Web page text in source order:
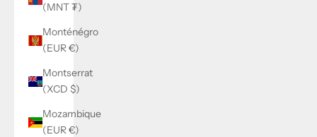
(MNT ₮)
Monténégro
(EUR €)
Montserrat
(XCD $)
Mozambique
(EUR €)